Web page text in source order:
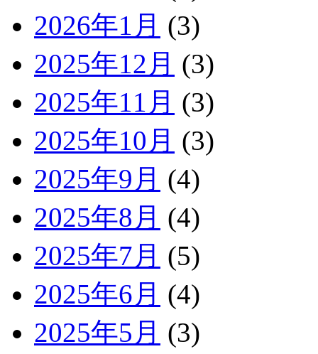
2026年1月 (3)
2025年12月 (3)
2025年11月 (3)
2025年10月 (3)
2025年9月 (4)
2025年8月 (4)
2025年7月 (5)
2025年6月 (4)
2025年5月 (3)